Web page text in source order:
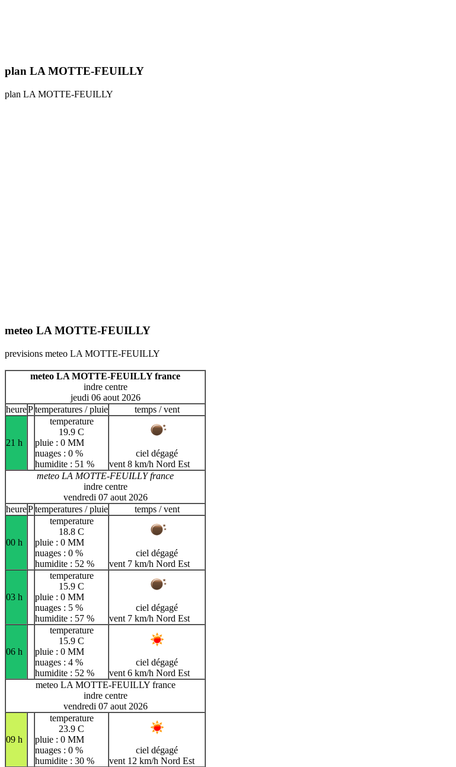
plan LA MOTTE-FEUILLY
plan LA MOTTE-FEUILLY
meteo LA MOTTE-FEUILLY
previsions meteo LA MOTTE-FEUILLY
meteo LA MOTTE-FEUILLY france
indre centre
jeudi 06 aout 2026
heurePtemperatures / pluie temps / vent
21 h
temperature
19.9 C
pluie : 0 MM
nuages : 0 %
humidite : 51 %
ciel dégagé
vent 8 km/h Nord Est
meteo LA MOTTE-FEUILLY france
indre centre
vendredi 07 aout 2026
heurePtemperatures / pluie temps / vent
00 h
temperature
18.8 C
pluie : 0 MM
nuages : 0 %
humidite : 52 %
ciel dégagé
vent 7 km/h Nord Est
03 h
temperature
15.9 C
pluie : 0 MM
nuages : 5 %
humidite : 57 %
ciel dégagé
vent 7 km/h Nord Est
06 h
temperature
15.9 C
pluie : 0 MM
nuages : 4 %
humidite : 52 %
ciel dégagé
vent 6 km/h Nord Est
meteo LA MOTTE-FEUILLY france
indre centre
vendredi 07 aout 2026
09 h
temperature
23.9 C
pluie : 0 MM
nuages : 0 %
humidite : 30 %
ciel dégagé
vent 12 km/h Nord Est